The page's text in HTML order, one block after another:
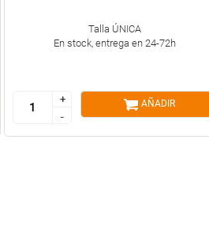
Talla ÚNICA
En stock, entrega en 24-72h
+
-
+
-
AÑADIR